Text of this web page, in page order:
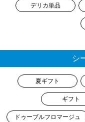
デリカ単品
シ
夏ギフト
ギフト
ドゥーブルフロマージュ